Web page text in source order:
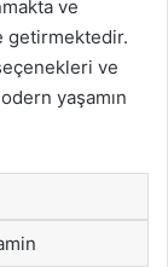
ve
getirmektedir.
ve
yaşamın